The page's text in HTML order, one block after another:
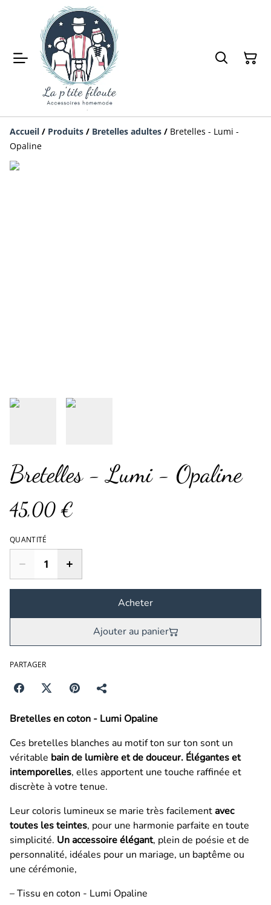
Accueil / Produits / Bretelles adultes / Bretelles - Lumi -
Opaline
Bretelles - Lumi - Opaline
45,00 €
QUANTITÉ
Acheter
Ajouter au panier
PARTAGER
Bretelles en coton - Lumi Opaline
Ces bretelles blanches au motif ton sur ton sont un
véritable bain de lumière et de douceur. Élégantes et
intemporelles, elles apportent une touche raffinée et
discrète à votre tenue.
Leur coloris lumineux se marie très facilementavec
toutes les teintes, pour une harmonie parfaite en toute
simplicité. Un accessoire élégant, plein de poésie et de
personnalité, idéales pour un mariage, un baptême ou
une cérémonie,
– Tissu en coton - Lumi Opaline